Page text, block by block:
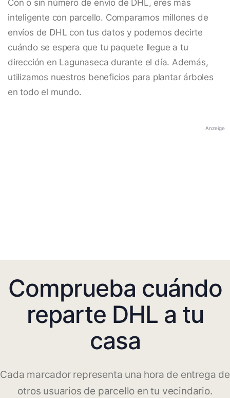
Con o sin número de envío de DHL, eres más
inteligente con parcello. Comparamos millones de
envíos de DHL con tus datos y podemos decirte
cuándo se espera que tu paquete llegue a tu
dirección en Lagunaseca durante el día. Además,
utilizamos nuestros beneficios para plantar árboles
en todo el mundo.
Anzeige
Comprueba cuándo
reparte DHL a tu
casa
Cada marcador representa una hora de entrega de
otros usuarios de parcello en tu vecindario.